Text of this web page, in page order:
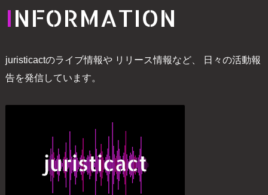
INFORMATION
juristicactのライブ情報やリリース情報など、
日々の活動報
告を発信しています。